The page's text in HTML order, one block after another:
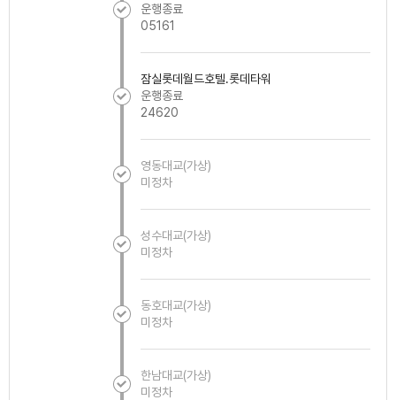
운행종료
05161
잠실롯데월드호텔.롯데타워
운행종료
24620
영동대교(가상)
미정차
성수대교(가상)
미정차
동호대교(가상)
미정차
한남대교(가상)
미정차